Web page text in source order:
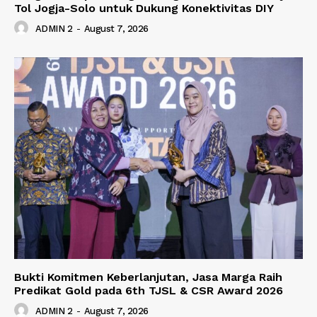
Tol Jogja-Solo untuk Dukung Konektivitas DIY
ADMIN 2 - August 7, 2026
Bukti Komitmen Keberlanjutan, Jasa Marga Raih
Predikat Gold pada 6th TJSL & CSR Award 2026
ADMIN 2 - August 7, 2026